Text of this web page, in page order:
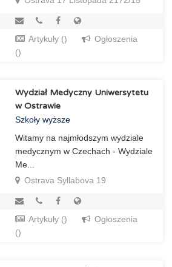
Artykuły ()
Ogłoszenia
()
Wydział Medyczny Uniwersytetu
w Ostrawie
Szkoły wyższe
Witamy na najmłodszym wydziale
medycznym w Czechach - Wydziale
Me...
Ostrava Syllabova 19
Artykuły ()
Ogłoszenia
()